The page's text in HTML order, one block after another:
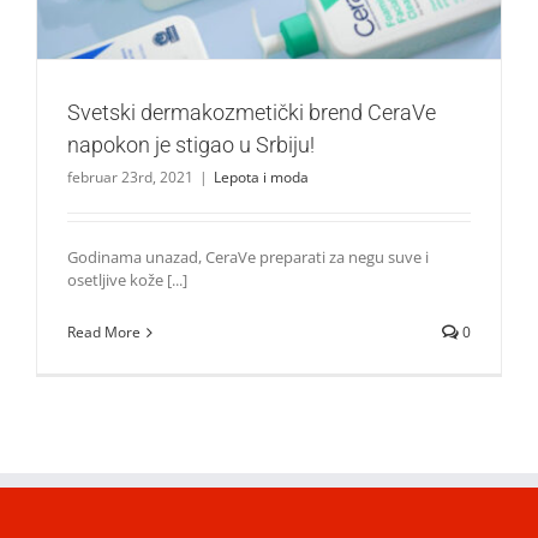
Svetski dermakozmetički brend CeraVe
napokon je stigao u Srbiju!
februar 23rd, 2021 | Lepota i moda
Godinama unazad, CeraVe preparati za negu suve i
osetljive kože [...]
Read More 0